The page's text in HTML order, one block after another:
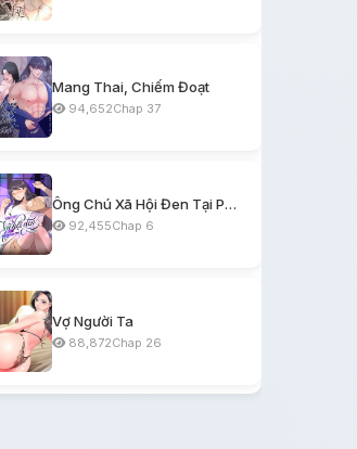
Mang Thai, Chiếm Đoạt
94,652Chap 37
Ông Chú Xã Hội Đen Tại Phòng Trọ
92,455Chap 6
Vợ Người Ta
88,872Chap 26